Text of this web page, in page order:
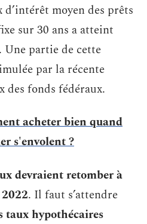
moyen des prêts
sur 30 ans a atteint
Une partie de cette
par la récente
des fonds fédéraux.
acheter bien quand
s'envolent ?
devraient retomber à
. Il faut s’attendre
taux hypothécaires